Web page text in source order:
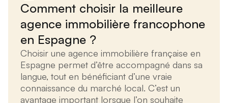
Comment choisir la meilleure
agence immobilière francophone
en Espagne ?
Choisir une agence immobilière française en
Espagne permet d’être accompagné dans sa
langue, tout en bénéficiant d’une vraie
connaissance du marché local. C’est un
avantage important lorsque l’on souhaite